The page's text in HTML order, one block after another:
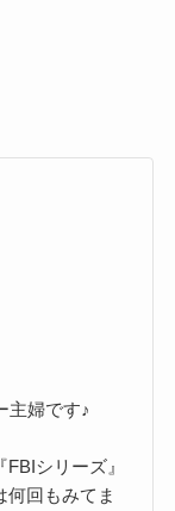
主婦です♪
シリーズ』
何回もみてま